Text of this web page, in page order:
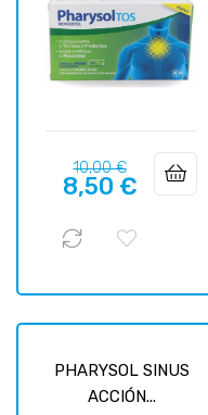
Precio
regular
10,00 €Precio
8,50 €
PHARYSOL SINUS
ACCIÓN...